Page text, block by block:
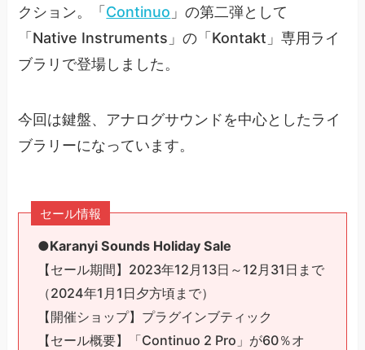
クション。「 Continuo 」の第二弾として
「Native Instruments」の「Kontakt」専用ライ
ブラリで登場しました。
今回は鍵盤、アナログサウンドを中心としたライ
ブラリーになっています。
セール情報
●Karanyi Sounds Holiday Sale
【セール期間】2023年12月13日～12月31日まで
（2024年1月1日夕方頃まで）
【開催ショップ】プラグインブティック
【セール概要】「Continuo 2 Pro」が60％オ